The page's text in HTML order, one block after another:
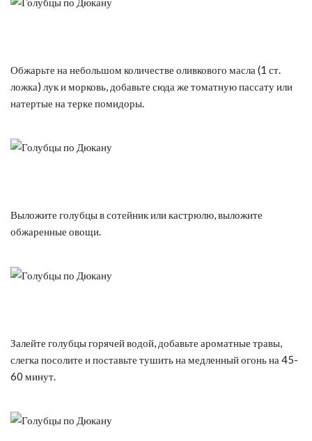
Обжарьте на небольшом количестве оливкового масла (1 ст.
ложка) лук и морковь, добавьте сюда же томатную пассату или
натертые на терке помидоры.
Выложите голубцы в сотейник или кастрюлю, выложите
обжаренные овощи.
Залейте голубцы горячей водой, добавьте ароматные травы,
слегка посолите и поставьте тушить на медленный огонь на 45-
60 минут.